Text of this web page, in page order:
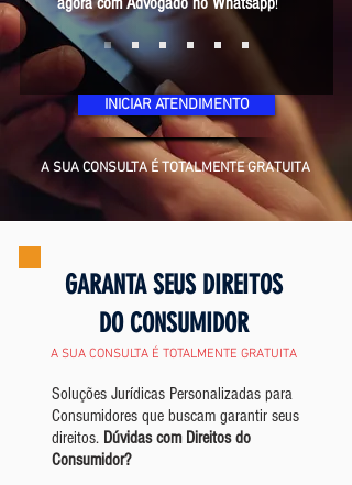
INICIAR ATENDIMENTO
A SUA CONSULTA É TOTALMENTE GRATUITA
GARANTA SEUS DIREITOS
DO CONSUMIDOR
A SUA CONSULTA É TOTALMENTE GRATUITA
Soluções Jurídicas Personalizadas para
Consumidores que buscam garantir seus
direitos. Dúvidas com Direitos do
Consumidor?